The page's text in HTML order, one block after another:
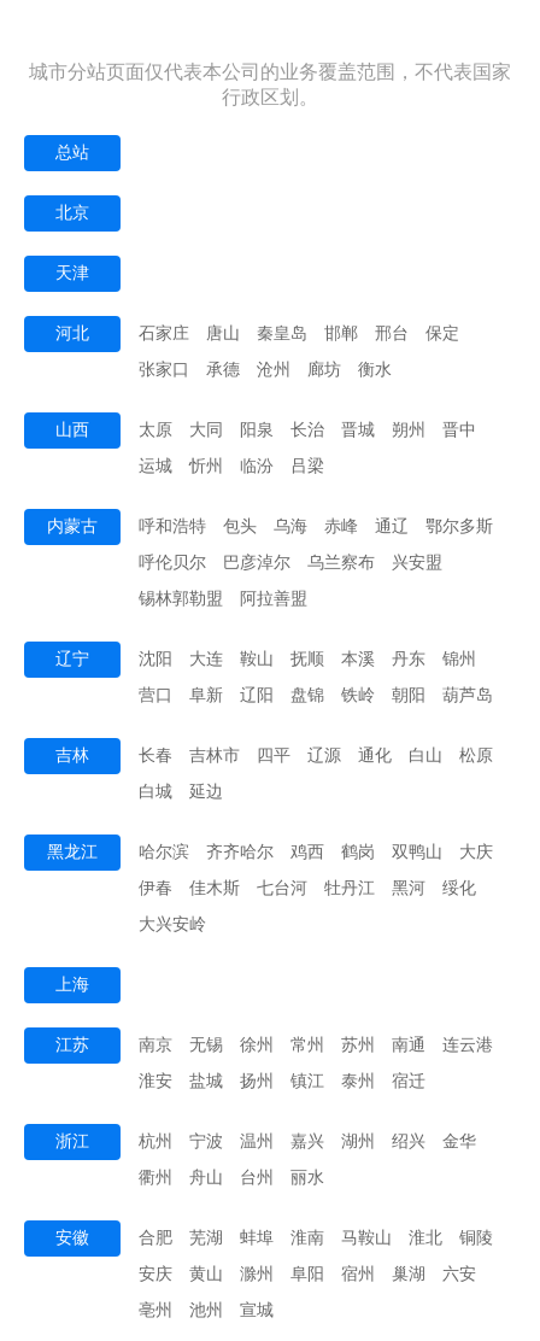
城市分站页面仅代表本公司的业务覆盖范围，不代表国家
行政区划。
总站
北京
天津
河北 石家庄 唐山 秦皇岛 邯郸 邢台
保定
张家口
承德 沧州 廊坊 衡水
山西 太原 大同 阳泉 长治 晋城 朔州
晋中
运城
忻州 临汾 吕梁
内蒙古 呼和浩特 包头 乌海 赤峰 通辽
鄂尔多斯
呼伦贝尔
巴彦淖尔 乌兰察布
兴安盟
锡林郭勒盟
阿拉善盟
辽宁 沈阳 大连 鞍山 抚顺 本溪 丹东
锦州
营口
阜新 辽阳 盘锦 铁岭 朝阳 葫芦岛
吉林 长春 吉林市 四平 辽源 通化 白山
松原
白城
延边
黑龙江 哈尔滨 齐齐哈尔 鸡西 鹤岗 双鸭山
大庆
伊春
佳木斯 七台河 牡丹江 黑河
绥化
大兴安岭
上海
江苏 南京 无锡 徐州 常州 苏州 南通
连云港
淮安
盐城 扬州 镇江 泰州 宿迁
浙江 杭州 宁波 温州 嘉兴 湖州 绍兴
金华
衢州
舟山 台州 丽水
安徽 合肥 芜湖 蚌埠 淮南 马鞍山 淮北
铜陵
安庆
黄山 滁州 阜阳 宿州 巢湖
六安
亳州
池州 宣城